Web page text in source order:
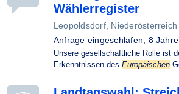
Wählerregister
Leopoldsdorf, Niederösterreich
Anfrage eingeschlafen, 8
Unsere gesellschaftliche Rolle ist
Erkenntnissen des Europäischen